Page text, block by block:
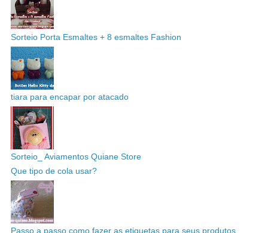
Sorteio Porta Esmaltes + 8 esmaltes Fashion
tiara para encapar por atacado
Sorteio_ Aviamentos Quiane Store
Que tipo de cola usar?
Passo a passo como fazer as etiquetas para seus produtos